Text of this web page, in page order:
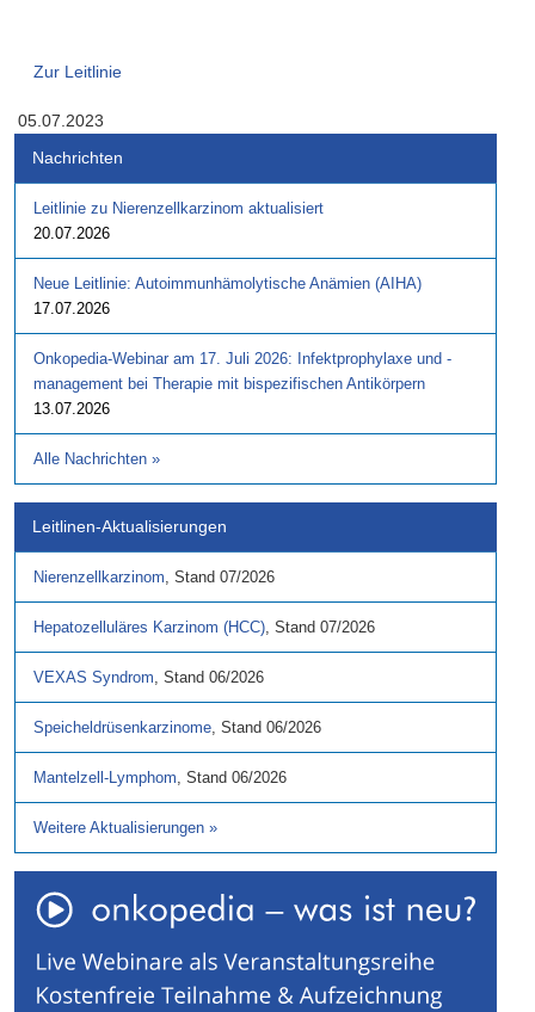
Zur Leitlinie
05.07.2023
Nachrichten
Leitlinie zu Nierenzellkarzinom aktualisiert
20.07.2026
Neue Leitlinie: Autoimmunhämolytische Anämien (AIHA)
17.07.2026
Onkopedia-Webinar am 17. Juli 2026: Infektprophylaxe und -
management bei Therapie mit bispezifischen Antikörpern
13.07.2026
Alle Nachrichten »
Leitlinen-Aktualisierungen
Nierenzellkarzinom, Stand 07/2026
Hepatozelluläres Karzinom (HCC), Stand 07/2026
VEXAS Syndrom, Stand 06/2026
Speicheldrüsenkarzinome, Stand 06/2026
Mantelzell-Lymphom, Stand 06/2026
Weitere Aktualisierungen »